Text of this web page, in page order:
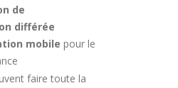
de
différée
mobile pour le
faire toute la